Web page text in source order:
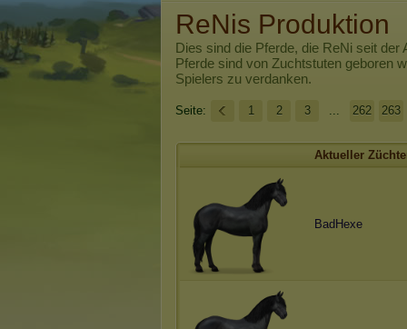
ReNis Produktion
Dies sind die Pferde, die ReNi seit der
Pferde sind von Zuchtstuten geboren
Spielers zu verdanken.
Seite: 1 2 3 ... 262 263
Aktueller
BadHexe